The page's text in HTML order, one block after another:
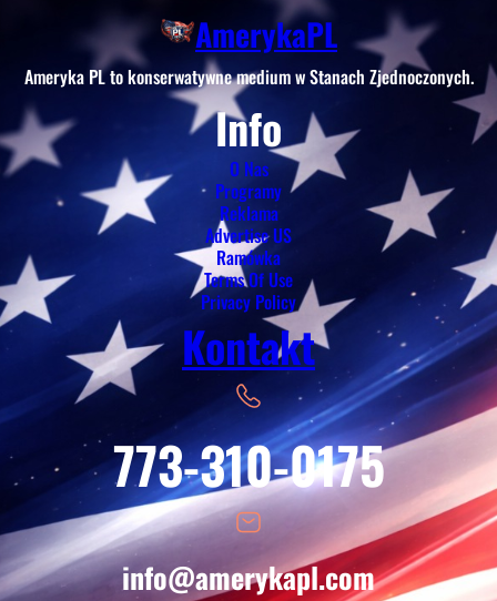
AmerykaPL
Ameryka PL to konserwatywne medium w Stanach Zjednoczonych.
Info
O Nas
Programy
Reklama
Advertise US
Ramówka
Terms Of Use
Privacy Policy
Kontakt
773-310-0175
info@amerykapl.com